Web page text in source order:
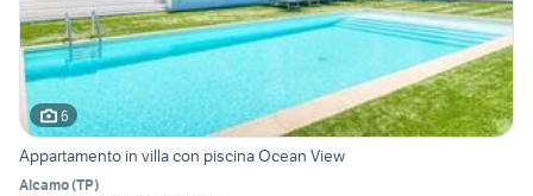
6
Appartamento in villa con piscina Ocean View
Alcamo(TP)